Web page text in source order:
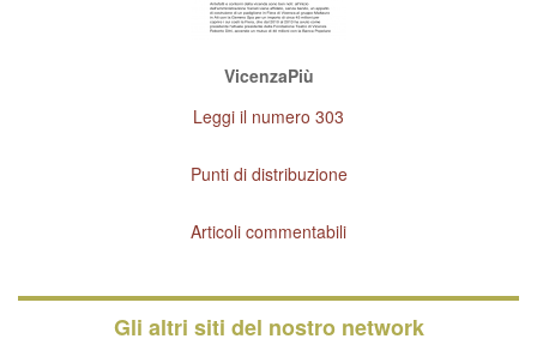
VicenzaPiù
Leggi il numero 303
Punti di distribuzione
Articoli commentabili
Gli altri siti del nostro network